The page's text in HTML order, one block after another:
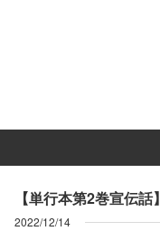
【単行本第2巻宣伝話】
2022/12/14